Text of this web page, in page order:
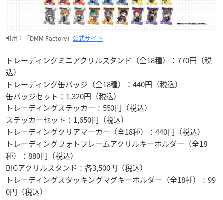
引用：「DMM Factory」 公式サイト
トレーディングミニアクリルスタンド（全18種）：770円（税
込）
トレーディング缶バッジ（全18種）：440円（税込）
缶バッジセット：1,320円（税込）
トレーディングステッカー：550円（税込）
ステッカーセット：1,650円（税込）
トレーディングクリアマーカー（全18種）：440円（税込）
トレーディングフォトフレームアクリルキーホルダー（全18
種）：880円（税込）
BIGアクリルスタンド：各3,500円（税込）
トレーディングスタッキングマグキーホルダー（全18種）：99
0円（税込）